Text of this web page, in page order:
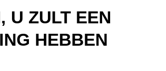
U ZULT EEN
HEBBEN